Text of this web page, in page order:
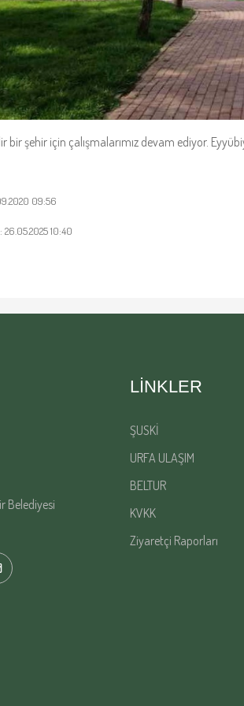
bir şehir için çalışmalarımız devam ediyor.
09:56
10:40
Belediyesi
LINKLER
ŞUSKİ
URFA ULAŞIM
BELTUR
KVKK
Ziyaretçi Raporları